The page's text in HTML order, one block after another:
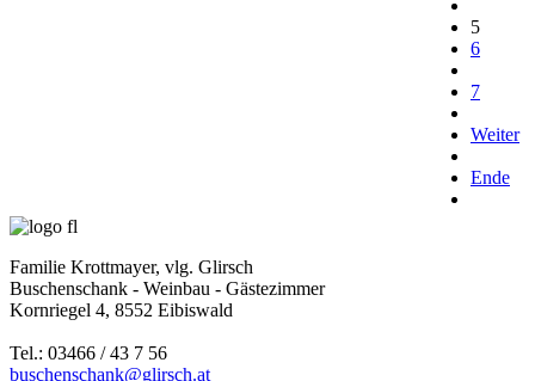
5
6
7
Weiter
Ende
Familie Krottmayer, vlg. Glirsch
Buschenschank - Weinbau - Gästezimmer
Kornriegel 4, 8552 Eibiswald
Tel.: 03466 / 43 7 56
buschenschank@glirsch.at